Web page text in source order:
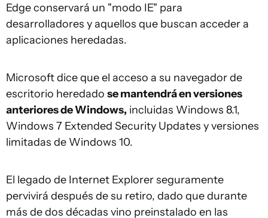
Edge conservará un "modo IE" para
desarrolladores y aquellos que buscan acceder a
aplicaciones heredadas.
Microsoft dice que el acceso a su navegador de
escritorio heredado se mantendrá en versiones
anteriores de Windows, incluidas Windows 8.1,
Windows 7 Extended Security Updates y versiones
limitadas de Windows 10.
El legado de Internet Explorer seguramente
pervivirá después de su retiro, dado que durante
más de dos décadas vino preinstalado en las